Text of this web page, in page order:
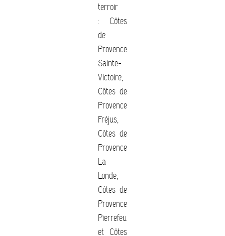
terroir
: Côtes
de
Provence
Sainte-
Victoire,
Côtes de
Provence
Fréjus,
Côtes de
Provence
La
Londe,
Côtes de
Provence
Pierrefeu
et Côtes